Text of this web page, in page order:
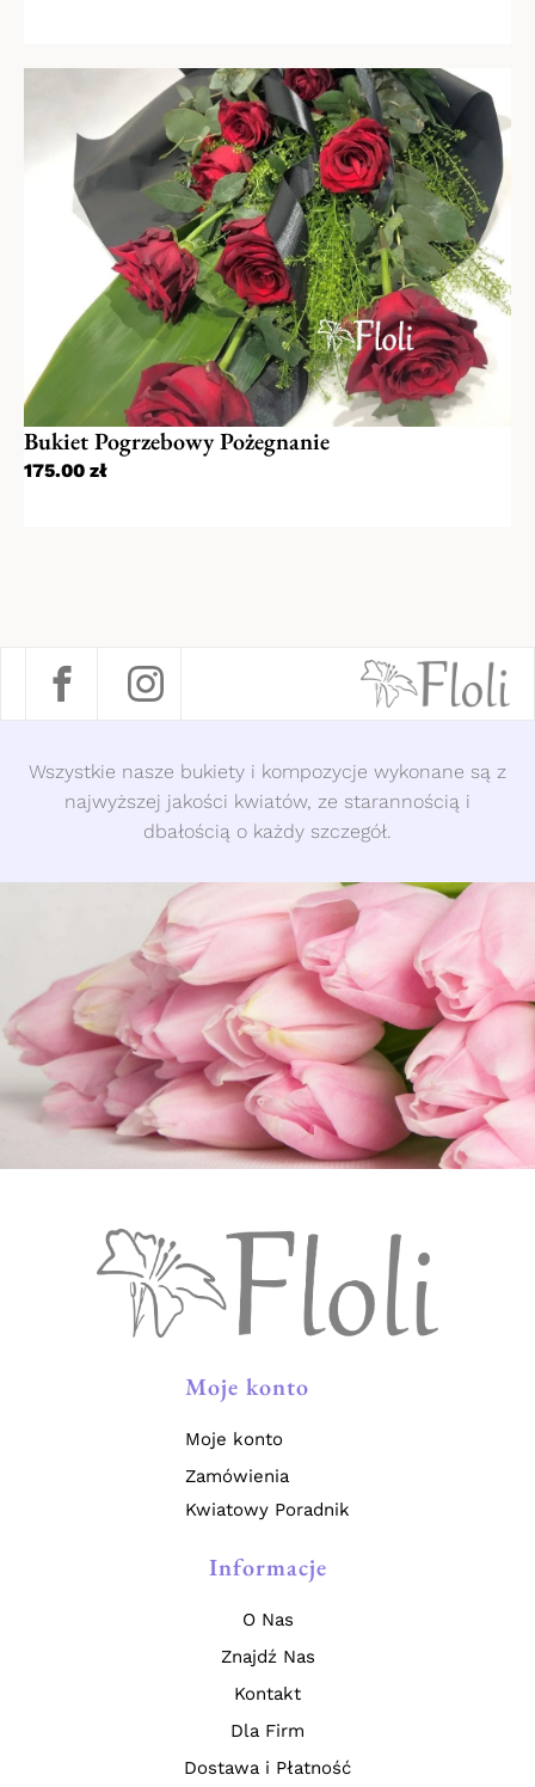
Bukiet Pogrzebowy Pożegnanie
175.00 zł
Wszystkie nasze bukiety i kompozycje wykonane są z
najwyższej jakości kwiatów, ze starannością i
dbałością o każdy szczegół.
Moje konto
Moje konto
Zamówienia
Kwiatowy Poradnik
Informacje
O Nas
Znajdź Nas
Kontakt
Dla Firm
Dostawa i Płatność